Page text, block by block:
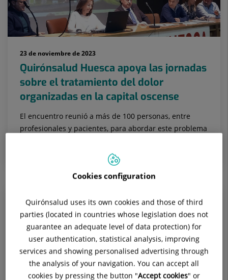
23 de noviembre de 2023
Quirónsalud Huesca apoya las jornadas
sobre el tratamiento del dolor
organizadas en la capital oscense
El encuentro reunió a más de 100 personas, entre
profesionales y pacientes, para abordar este problema
Cookies configuration
Quirónsalud uses its own cookies and those of third
parties (located in countries whose legislation does not
guarantee an adequate level of data protection) for
user authentication, statistical analysis, improving
services and showing personalised advertising through
the analysis of your navigation. You can accept all
cookies by pressing the button "Accept cookies" or